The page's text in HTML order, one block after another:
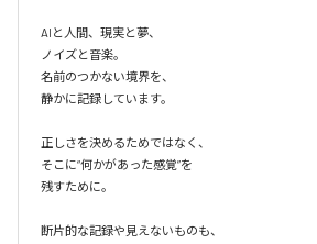
AIと人間、現実と夢、
ノイズと音楽。
名前のつかない境界を、
静かに記録しています。
正しさを決めるためではなく、
そこに“何かがあった感覚”を
残すために。
断片的な記録や見えないものも、